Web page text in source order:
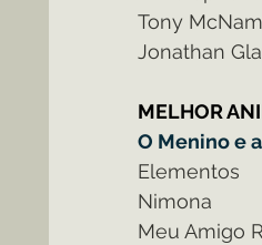
Tony
Jonathan
MELHOR
O Menino e
Elementos
Nimona
Meu Amigo